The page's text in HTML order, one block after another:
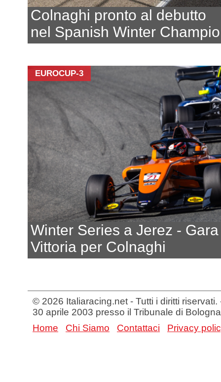
Colnaghi pronto al debutto
nel Spanish Winter
EUROCUP-3
Winter Series a Jerez -
Vittoria per Colnaghi
© 2026 Italiaracing.net - Tutti i diritti
30 aprile 2003 presso il Tribunale di Bologna
Home
Chi Siamo Contattaci Privacy